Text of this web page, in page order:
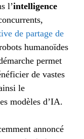
l’intelligence
de partage de
humanoïdes
permet
de vastes
le
modèles d’IA.
annoncé